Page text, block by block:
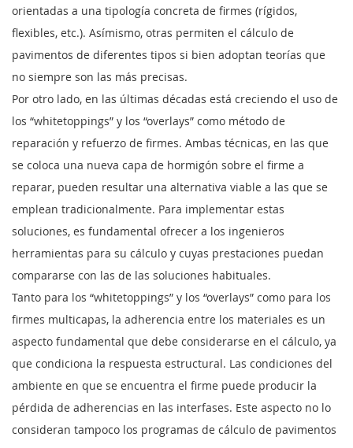
CONTACTO
FAQ
Comparte:
orientadas a una tipología concreta de firmes (rígidos,
flexibles, etc.). Asímismo, otras permiten el cálculo de
pavimentos de diferentes tipos si bien adoptan teorías que
no siempre son las más precisas.
Por otro lado, en las últimas décadas está creciendo el uso de
los “whitetoppings” y los “overlays” como método de
reparación y refuerzo de firmes. Ambas técnicas, en las que
se coloca una nueva capa de hormigón sobre el firme a
reparar, pueden resultar una alternativa viable a las que se
emplean tradicionalmente. Para implementar estas
soluciones, es fundamental ofrecer a los ingenieros
herramientas para su cálculo y cuyas prestaciones puedan
compararse con las de las soluciones habituales.
Tanto para los “whitetoppings” y los “overlays” como para los
firmes multicapas, la adherencia entre los materiales es un
aspecto fundamental que debe considerarse en el cálculo, ya
que condiciona la respuesta estructural. Las condiciones del
ambiente en que se encuentra el firme puede producir la
pérdida de adherencias en las interfases. Este aspecto no lo
consideran tampoco los programas de cálculo de pavimentos